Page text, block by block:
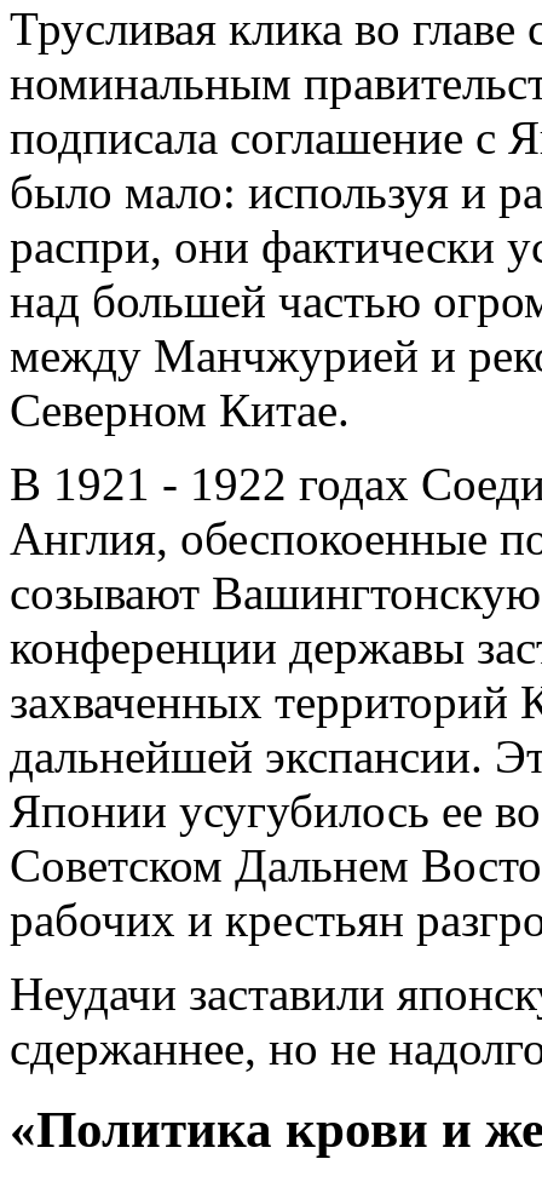
Трусливая клика во
номинальным
подписала соглашение с
было мало: используя и
распри, они фактически
над большей частью
между Манчжурией и
Северном Китае.
В 1921 - 1922 годах
Англия, обеспокоенные
созывают
конференции державы
захваченных территорий
дальнейшей экспансии.
Японии усугубилось ее
Советском Дальнем
рабочих и крестьян
Неудачи заставили
сдержаннее, но не
«Политика крови и